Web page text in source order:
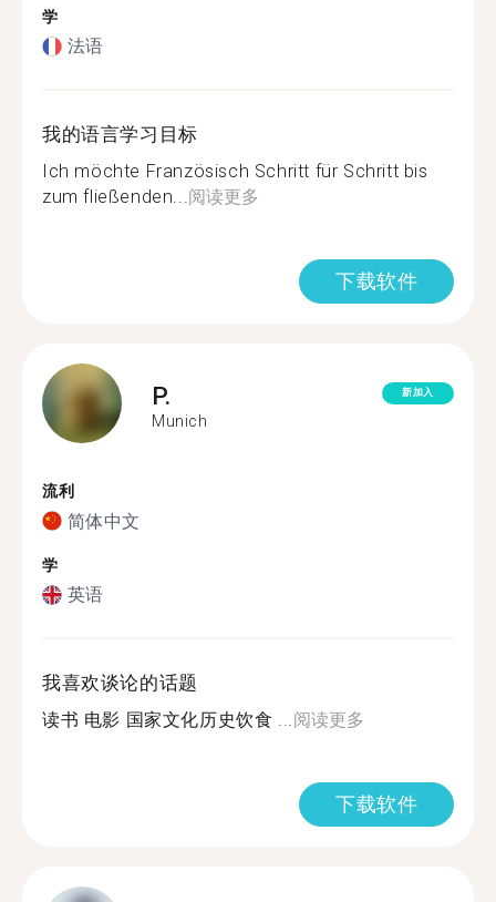
学
法语
我的语言学习目标
Ich möchte Französisch Schritt für Schritt bis
zum fließenden...阅读更多
下载软件
P.
Munich
新加入
流利
简体中文
学
英语
我喜欢谈论的话题
读书 电影 国家文化历史饮食 ...阅读更多
下载软件